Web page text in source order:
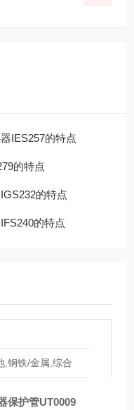
IES257的特点
的特点
的特点
的特点
,钢铁/金属,综合
保护管UT0009